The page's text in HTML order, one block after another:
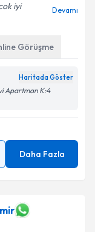
iyi
Devamı
Görüşme
Haritada Göster
Apartman K:4
Daha Fazla